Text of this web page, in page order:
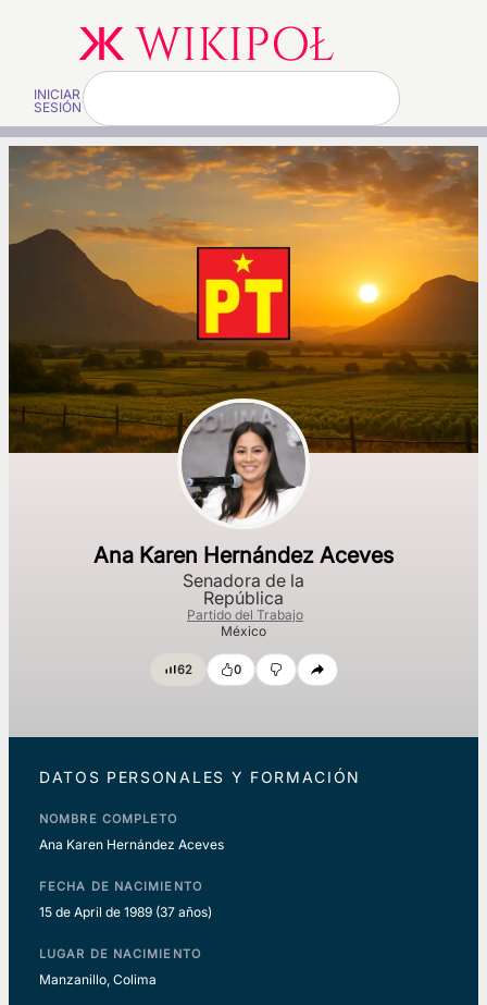
INICIAR
SESIÓN
Ana Karen Hernández Aceves
Senadora de la
República
Partido del Trabajo
México
62 0
DATOS PERSONALES Y FORMACIÓN
NOMBRE COMPLETO
Ana Karen Hernández Aceves
FECHA DE NACIMIENTO
15 de April de 1989 (37 años)
LUGAR DE NACIMIENTO
Manzanillo, Colima